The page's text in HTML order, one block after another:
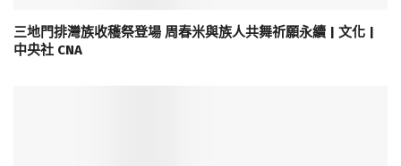
三地門排灣族收穫祭登場 周春米與族人共舞祈願永續 | 文化 |
中央社 CNA